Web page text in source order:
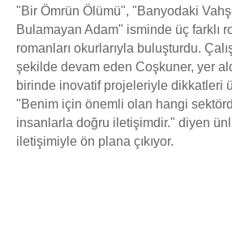
"Bir Ömrün Ölümü", "Banyodaki
Bulamayan Adam" isminde üç farklı
romanları okurlarıyla buluşturdu.
şekilde devam eden Coşkuner, yer
birinde inovatif projeleriyle dikkatleri
"Benim için önemli olan hangi
insanlarla doğru iletişimdir." diyen
iletişimiyle ön plana çıkıyor.